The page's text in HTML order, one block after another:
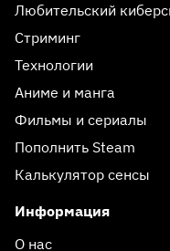
Любительский
Стриминг
Технологии
Аниме и манга
Фильмы и сериалы
Пополнить Steam
Калькулятор сенсы
Информация
О нас